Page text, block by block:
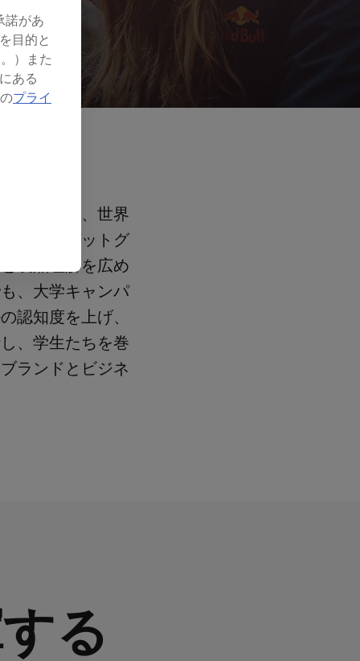
ーとして、世界
のターゲットグ
製品理解を広め
、大学キャンパ
認知度を上げ、
、学生たちを巻
ランドとビジネ
る
諾があ
目的と
）また
ある
プライ